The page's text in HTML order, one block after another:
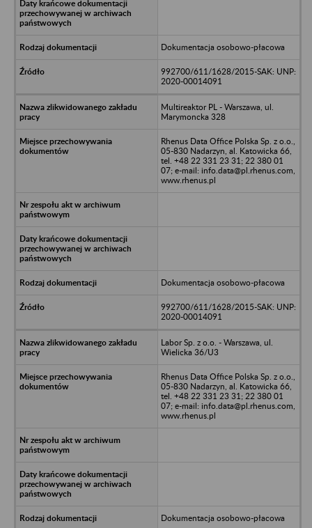
Dokumentacja osobowo-płacowa
992700/611/1628/2015-SAK: UNP:
2020-00014091
Multireaktor PL - Warszawa, ul.
Marymoncka 328
Rhenus Data Office Polska Sp. z o.o.,
05-830 Nadarzyn, al. Katowicka 66,
tel. +48 22 331 23 31; 22 380 01
07; e-mail: info.data@pl.rhenus.com,
www.rhenus.pl
Dokumentacja osobowo-płacowa
992700/611/1628/2015-SAK: UNP:
2020-00014091
Labor Sp. z o.o. - Warszawa, ul.
Wielicka 36/U3
Rhenus Data Office Polska Sp. z o.o.,
05-830 Nadarzyn, al. Katowicka 66,
tel. +48 22 331 23 31; 22 380 01
07; e-mail: info.data@pl.rhenus.com,
www.rhenus.pl
Dokumentacja osobowo-płacowa